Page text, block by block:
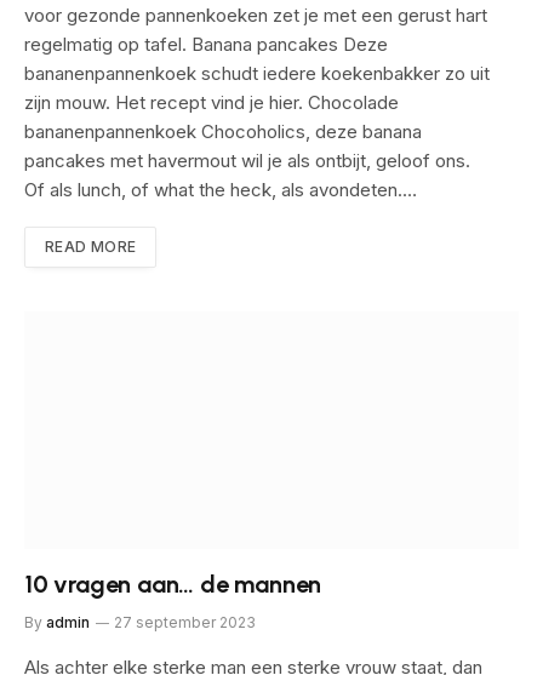
voor gezonde pannenkoeken zet je met een gerust hart
regelmatig op tafel. Banana pancakes Deze
bananenpannenkoek schudt iedere koekenbakker zo uit
zijn mouw. Het recept vind je hier. Chocolade
bananenpannenkoek Chocoholics, deze banana
pancakes met havermout wil je als ontbijt, geloof ons.
Of als lunch, of what the heck, als avondeten.…
READ MORE
10 vragen aan… de mannen
By admin 27 september 2023
Als achter elke sterke man een sterke vrouw staat, dan